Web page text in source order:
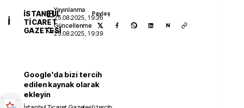
İ
İSTANBUL
TICARET
GAZETESI
Yayınlanma
25.08.2025, 19:36
Güncellenme
25.08.2025, 19:39
Paylaş
N
Google'da bizi tercih
edilen kaynak olarak
ekleyin